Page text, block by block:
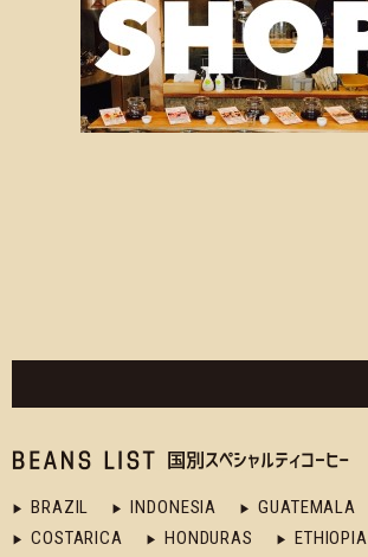
BRAZIL INDONESIA GUATEMALA
COSTARICA
HONDURAS ETHIOPIA